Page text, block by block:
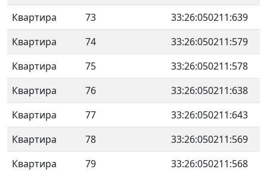
Квартира
73
33:26:050211:639
Квартира
74
33:26:050211:579
Квартира
75
33:26:050211:578
Квартира
76
33:26:050211:638
Квартира
77
33:26:050211:643
Квартира
78
33:26:050211:569
Квартира
79
33:26:050211:568